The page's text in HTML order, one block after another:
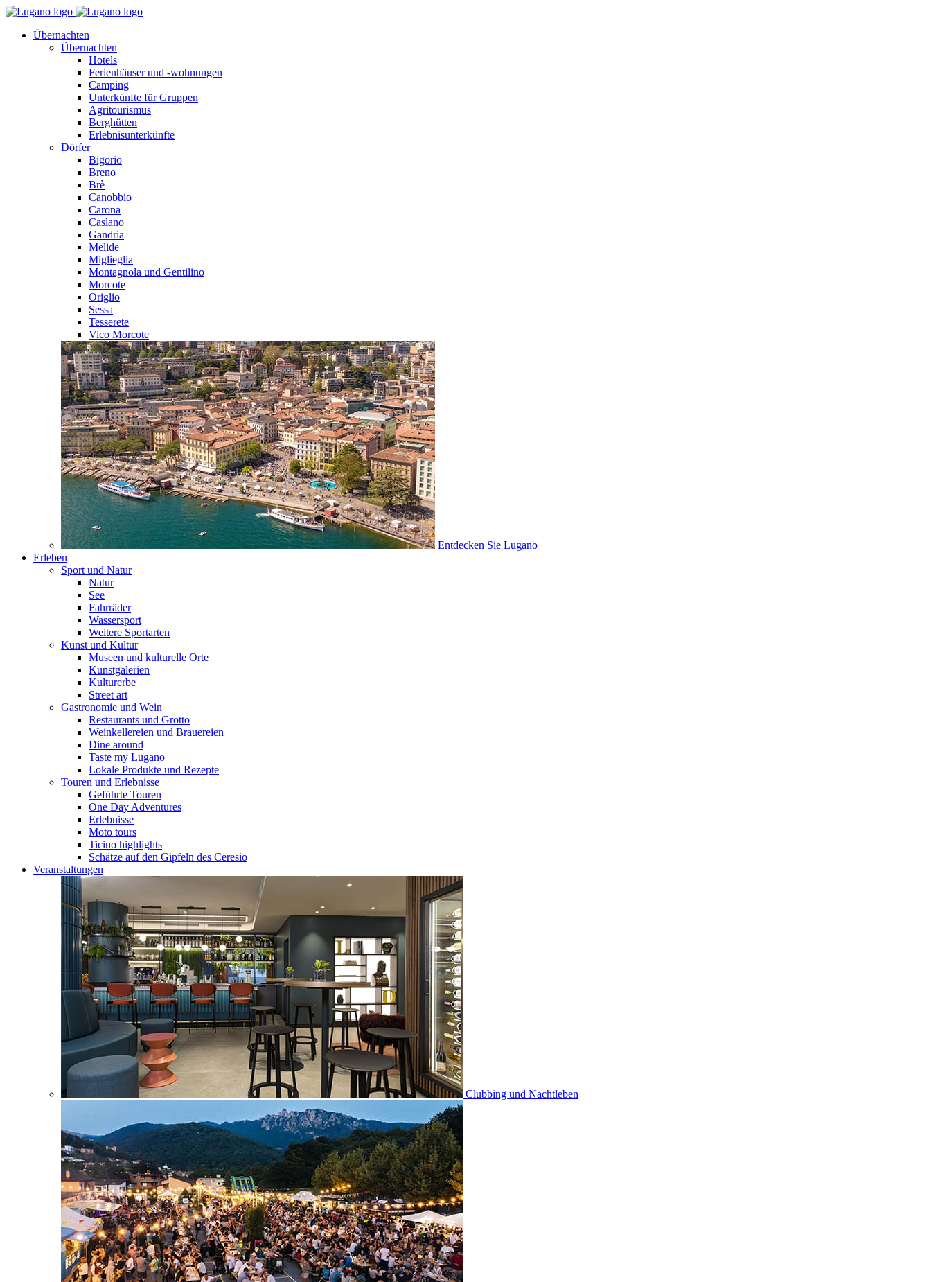
Übernachten
Übernachten
Hotels
Ferienhäuser und -wohnungen
Camping
Unterkünfte für Gruppen
Agritourismus
Berghütten
Erlebnisunterkünfte
Dörfer
Bigorio
Breno
Brè
Canobbio
Carona
Caslano
Gandria
Melide
Miglieglia
Montagnola und Gentilino
Morcote
Origlio
Sessa
Tesserete
Vico Morcote
Entdecken Sie Lugano
Erleben
Sport und Natur
Natur
See
Fahrräder
Wassersport
Weitere Sportarten
Kunst und Kultur
Museen und kulturelle Orte
Kunstgalerien
Kulturerbe
Street art
Gastronomie und Wein
Restaurants und Grotto
Weinkellereien und Brauereien
Dine around
Taste my Lugano
Lokale Produkte und Rezepte
Touren und Erlebnisse
Geführte Touren
One Day Adventures
Erlebnisse
Moto tours
Ticino highlights
Schätze auf den Gipfeln des Ceresio
Veranstaltungen
Clubbing und Nachtleben